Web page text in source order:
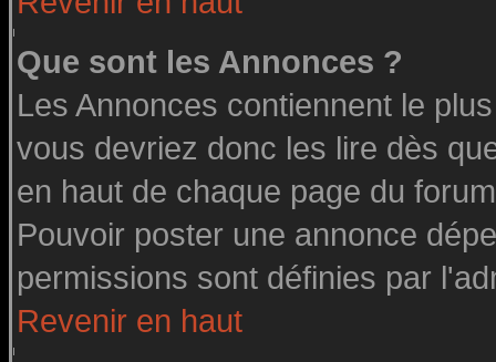
Que sont les Annonces ?
Les Annonces contiennent le
vous devriez donc les lire dès
en haut de chaque page du
Pouvoir poster une annonce
permissions sont définies par
Revenir en haut